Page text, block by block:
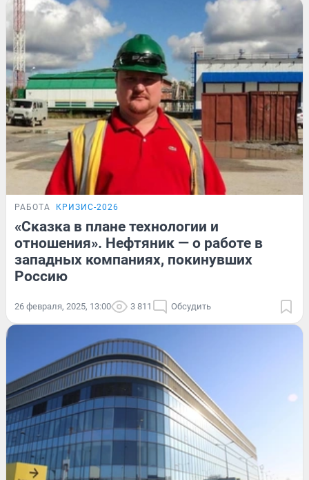
РАБОТА КРИЗИС-2026
«Сказка в плане технологии и
отношения». Нефтяник — о работе в
западных компаниях, покинувших
Россию
26 февраля, 2025, 13:00 3 811 Обсудить